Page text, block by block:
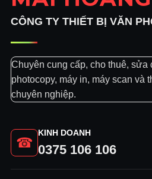
CÔNG TY THIẾT BỊ VĂN
Chuyên cung cấp, cho thuê, sửa
photocopy, máy in, máy scan và
chuyên nghiệp.
☎
KINH DOANH
0375 106 106